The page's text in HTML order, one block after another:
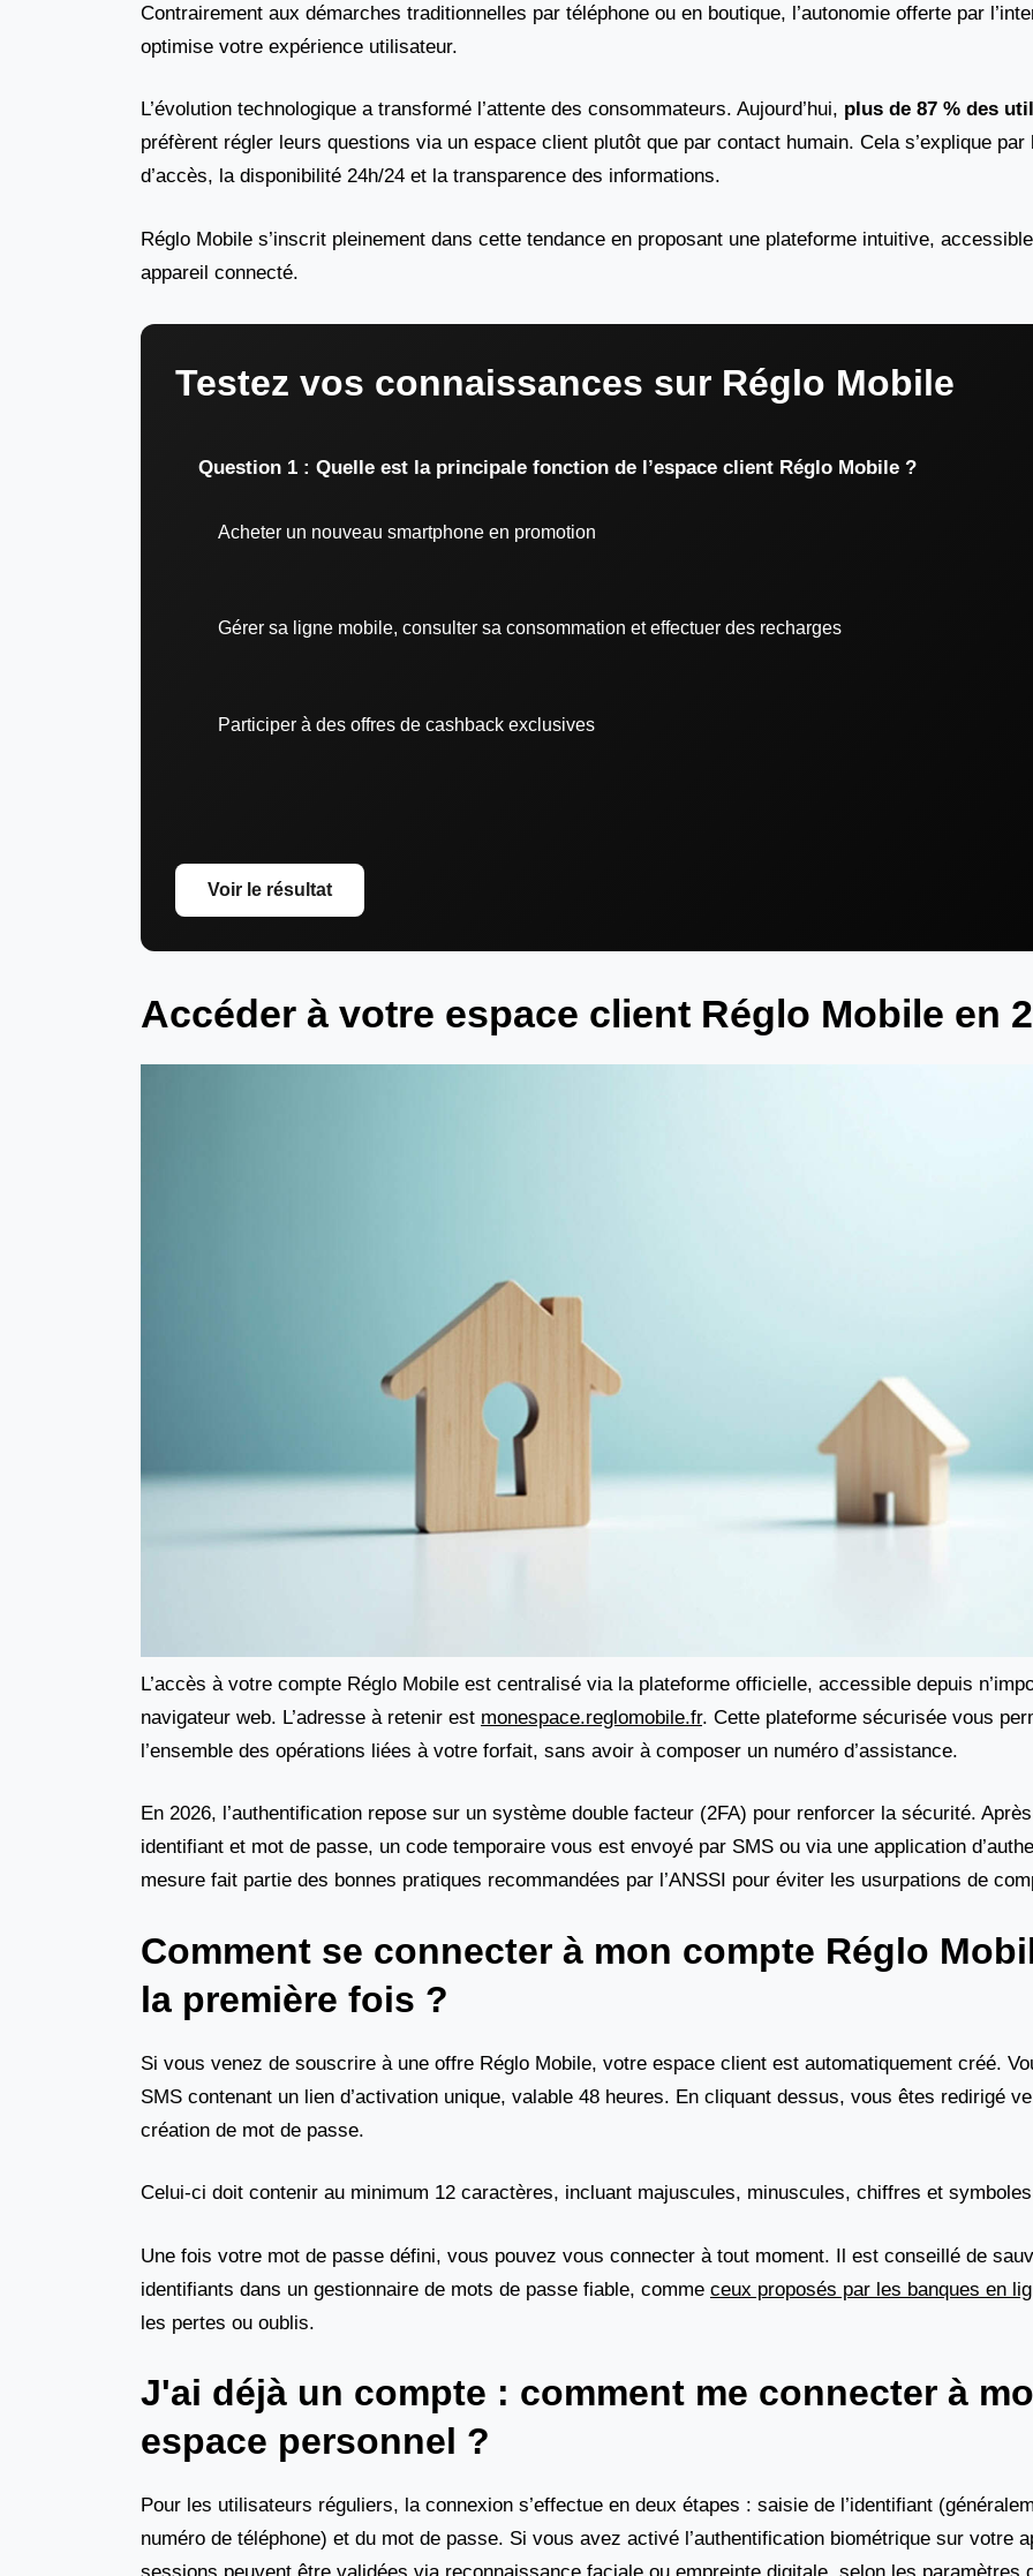
Contrairement aux démarches traditionnelles par téléphone ou en boutique, l’autonomie offerte par
optimise votre expérience utilisateur.
L’évolution technologique a transformé l’attente des consommateurs. Aujourd’hui, plus de 87 % des
préfèrent régler leurs questions via un espace client plutôt que par contact humain. Cela s’explique par
d’accès, la disponibilité 24h/24 et la transparence des informations.
Réglo Mobile s’inscrit pleinement dans cette tendance en proposant une plateforme intuitive,
appareil connecté.
Testez vos connaissances sur Réglo Mobile
Question 1 : Quelle est la principale fonction de l’espace client Réglo Mobile ?
Acheter un nouveau smartphone en promotion
Gérer sa ligne mobile, consulter sa consommation et effectuer des recharges
Participer à des offres de cashback exclusives
Voir le résultat
Accéder à votre espace client Réglo Mobile en
L’accès à votre compte Réglo Mobile est centralisé via la plateforme officielle, accessible depuis
navigateur web. L’adresse à retenir est monespace.reglomobile.fr. Cette plateforme sécurisée vous
l’ensemble des opérations liées à votre forfait, sans avoir à composer un numéro d’assistance.
En 2026, l’authentification repose sur un système double facteur (2FA) pour renforcer la sécurité.
identifiant et mot de passe, un code temporaire vous est envoyé par SMS ou via une application
mesure fait partie des bonnes pratiques recommandées par l’ANSSI pour éviter les usurpations de
Comment se connecter à mon compte Réglo
la première fois ?
Si vous venez de souscrire à une offre Réglo Mobile, votre espace client est automatiquement créé.
SMS contenant un lien d’activation unique, valable 48 heures. En cliquant dessus, vous êtes redirigé
création de mot de passe.
Celui-ci doit contenir au minimum 12 caractères, incluant majuscules, minuscules, chiffres et
Une fois votre mot de passe défini, vous pouvez vous connecter à tout moment. Il est conseillé de
identifiants dans un gestionnaire de mots de passe fiable, comme ceux proposés par les banques en
les pertes ou oublis.
J'ai déjà un compte : comment me connecter à
espace personnel ?
Pour les utilisateurs réguliers, la connexion s’effectue en deux étapes : saisie de l’identifiant
numéro de téléphone) et du mot de passe. Si vous avez activé l’authentification biométrique sur votre